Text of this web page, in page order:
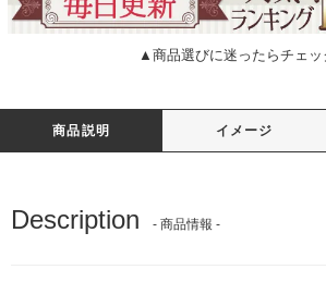
▲商品選びに迷ったらチェ
商品説明 イメージ
Description - 商品情報 -